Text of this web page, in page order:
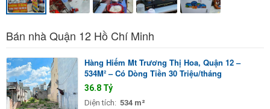
Bán nhà Quận 12 Hồ Chí Minh
Hàng Hiếm Mt Trương Thị Hoa, Quận 12 –
534M² – Có Dòng Tiền 30 Triệu/tháng
36.8 Tỷ
Diện tích: 534 m²